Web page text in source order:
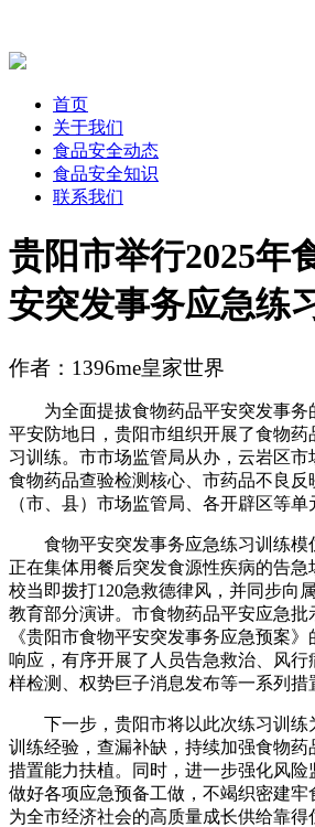
首页
关于我们
食品安全动态
食品安全知识
联系我们
贵阳市举行2025年
安突发事务应急练
作者：1396me皇家世界
为全面提拔食物药品平安突发事务
平安防地日，贵阳市组织开展了食物药
习训练。市市场监管局从办，云岩区
食物药品查验检测核心、市药品不良反
（市、县）市场监管局、各开辟区等单
食物平安突发事务应急练习训练模
正在集体用餐后突发食源性疾病的告
校当即拨打120急救德律风，并同步向
教育部分演讲。市食物药品平安应急批
《贵阳市食物平安突发事务应急预案
响应，有序开展了人员告急救治、风
样检测、权势巨子消息发布等一系列措
下一步，贵阳市将以此次练习训练
训练经验，查漏补缺，持续加强食物药
措置能力扶植。同时，进一步强化风
做好各项应急预备工做，不竭织密建牢
为全市经济社会的高质量成长供给靠得